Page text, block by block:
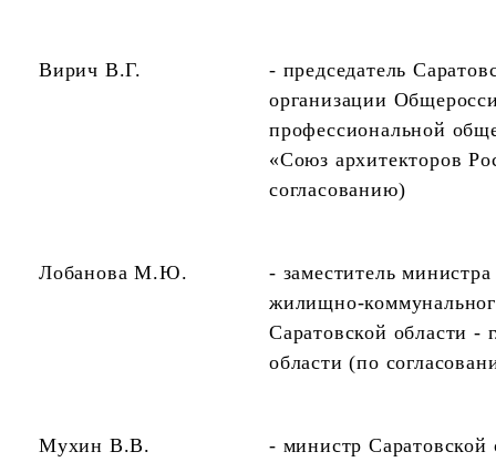
Вирич В.Г.
- председатель
организации
профессиональной
«Союз архитекторов
согласованию)
Лобанова М.Ю.
- заместитель
жилищно-
Саратовской области -
области (по
Мухин В.В.
- министр Саратовской